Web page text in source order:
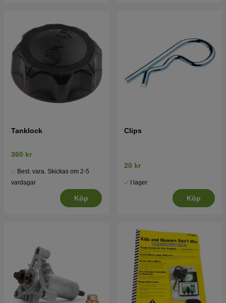
Tanklock
360 kr
Best. vara. Skickas om 2-5
vardagar
Köp
Clips
20 kr
I lager
Köp